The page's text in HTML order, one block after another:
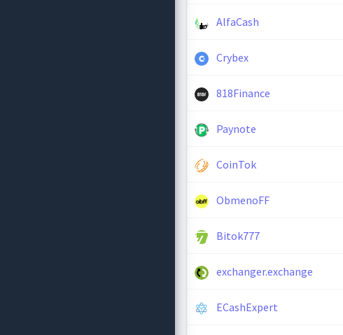
AlfaCash
Crybex
818Finance
Paynote
CoinTok
ObmenoFF
Bitok777
exchanger.exchange
ECashExpert